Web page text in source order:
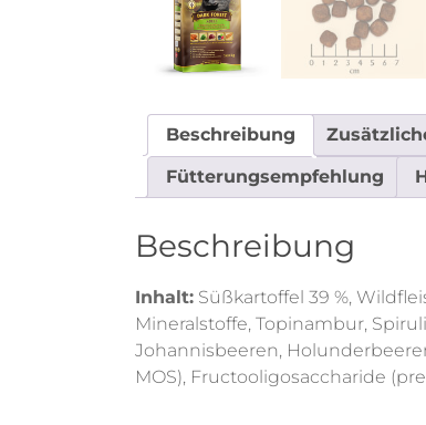
Beschreibung
Fütterungsempfehlung
Beschreibung
Inhalt: Süßkartoffel 39 %,
Mineralstoffe, Topinambur,
Johannisbeeren,
MOS), Fructooligosaccharide